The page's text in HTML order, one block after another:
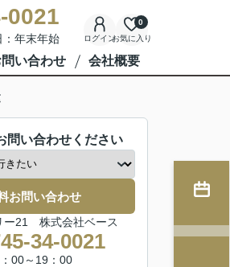
0021
年末年始 ログインお気に入り
0
い合わせ 会社概要
問い合わせください
お問い合わせ
ー21 株式会社ベース
34-0021
00～19：00